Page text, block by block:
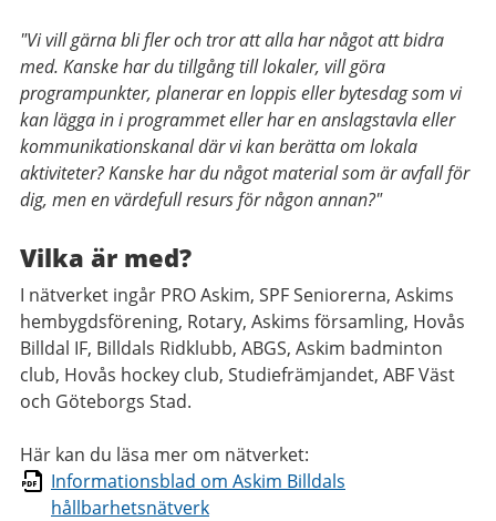
"Vi vill gärna bli fler och tror att alla har något att bidra
med. Kanske har du tillgång till lokaler, vill göra
programpunkter, planerar en loppis eller bytesdag som vi
kan lägga in i programmet eller har en anslagstavla eller
kommunikationskanal där vi kan berätta om lokala
aktiviteter? Kanske har du något material som är avfall för
dig, men en värdefull resurs för någon annan?"
Vilka är med?
I nätverket ingår PRO Askim, SPF Seniorerna, Askims
hembygdsförening, Rotary, Askims församling, Hovås
Billdal IF, Billdals Ridklubb, ABGS, Askim badminton
club, Hovås hockey club, Studiefrämjandet, ABF Väst
och Göteborgs Stad.
Här kan du läsa mer om nätverket:
Informationsblad om Askim Billdals
hållbarhetsnätverk